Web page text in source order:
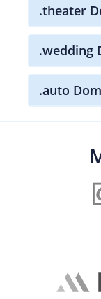
.theater
.wedding
.auto